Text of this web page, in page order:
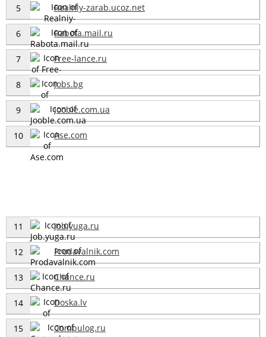
5 Realniy-zarab.ucoz.net
6 Rabota.mail.ru
7 Free-lance.ru
8 Jobs.bg
9 Jooble.com.ua
10 Ase.com
11 Job.yuga.ru
12 Prodavalnik.com
13 Chance.ru
14 Doska.lv
15 Compulog.ru